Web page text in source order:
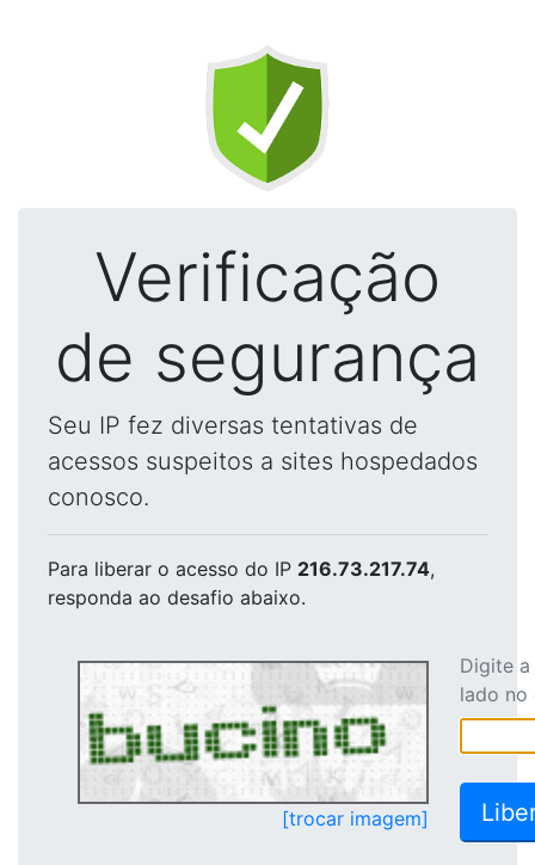
Verificação
de segurança
Seu IP fez diversas tentativas de
acessos suspeitos a sites hospedados
conosco.
Para liberar o acesso do IP 216.73.217.74,
responda ao desafio abaixo.
[trocar imagem]
Digite
lado no